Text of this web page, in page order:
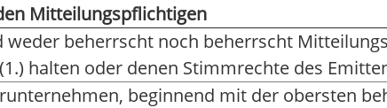
Mitteilungspflichtigen
beherrscht noch beherrscht
halten oder denen Stimmrechte des
beginnend mit der obersten